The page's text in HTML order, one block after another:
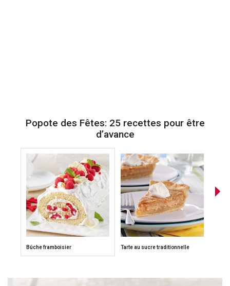
Popote des Fêtes: 25 recettes pour être
d’avance
Bûche framboisier Tarte au sucre traditionnelle